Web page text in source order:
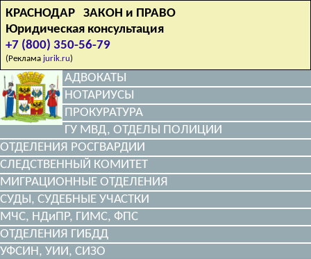
КРАСНОДАР ЗАКОН и ПРАВО
Юридическая консультация
+7 (800) 350-56-79
(Реклама jurik.ru)
АДВОКАТЫ
НОТАРИУСЫ
ПРОКУРАТУРА
ГУ МВД, ОТДЕЛЫ ПОЛИЦИИ
ОТДЕЛЕНИЯ РОСГВАРДИИ
СЛЕДСТВЕННЫЙ КОМИТЕТ
МИГРАЦИОННЫЕ ОТДЕЛЕНИЯ
СУДЫ, СУДЕБНЫЕ УЧАСТКИ
МЧС, НДиПР, ГИМС, ФПС
ОТДЕЛЕНИЯ ГИБДД
УФСИН, УИИ, СИЗО